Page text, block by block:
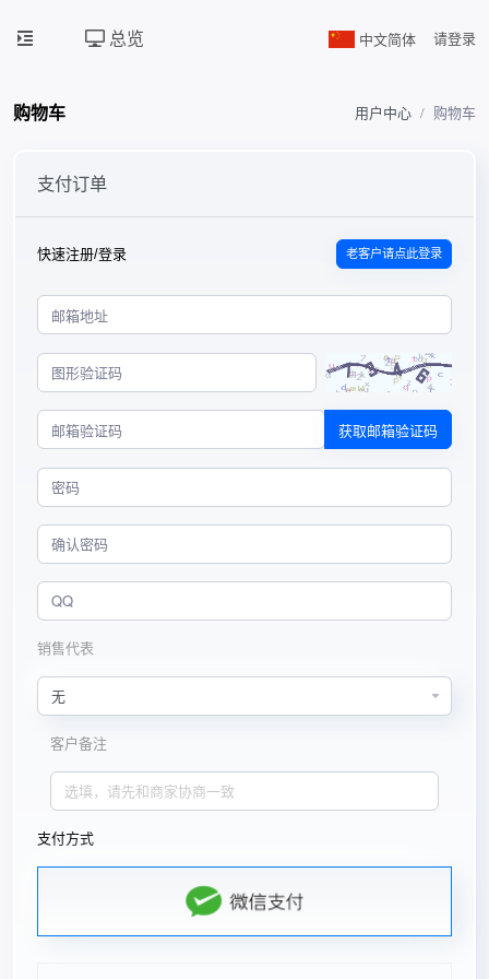
总览 中文简体 请登录
购物车 用户中心 购物车
支付订单
快速注册/登录 老客户请点此登录
获取邮箱验证码
销售代表
客户备注
支付方式